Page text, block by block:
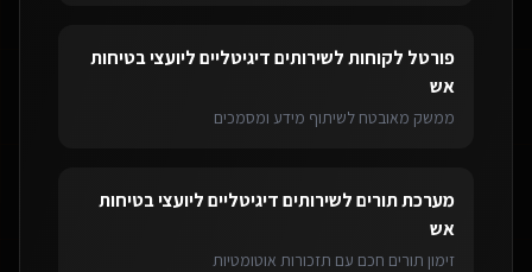
פורטל לקוחותלשירותים דיגיטליים ליועצי בטיחות
אש
ממשק מאובטח לשיתוף מידע ומסמכים
מערכת תוריםלשירותים דיגיטליים ליועצי בטיחות
אש
זימון תורים חכם עם תזכורות אוטומטיות